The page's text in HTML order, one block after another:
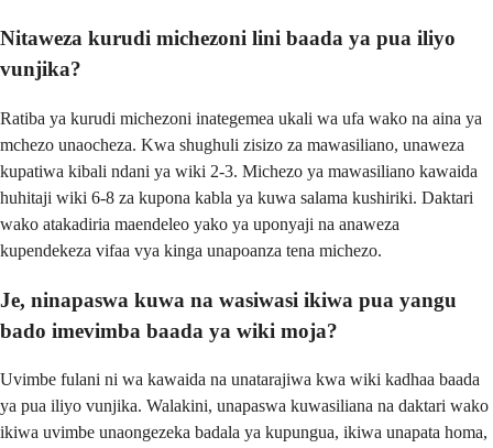
Nitaweza kurudi michezoni lini baada ya pua iliyo
vunjika?
Ratiba ya kurudi michezoni inategemea ukali wa ufa wako na aina ya
mchezo unaocheza. Kwa shughuli zisizo za mawasiliano, unaweza
kupatiwa kibali ndani ya wiki 2-3. Michezo ya mawasiliano kawaida
huhitaji wiki 6-8 za kupona kabla ya kuwa salama kushiriki. Daktari
wako atakadiria maendeleo yako ya uponyaji na anaweza
kupendekeza vifaa vya kinga unapoanza tena michezo.
Je, ninapaswa kuwa na wasiwasi ikiwa pua yangu
bado imevimba baada ya wiki moja?
Uvimbe fulani ni wa kawaida na unatarajiwa kwa wiki kadhaa baada
ya pua iliyo vunjika. Walakini, unapaswa kuwasiliana na daktari wako
ikiwa uvimbe unaongezeka badala ya kupungua, ikiwa unapata homa,